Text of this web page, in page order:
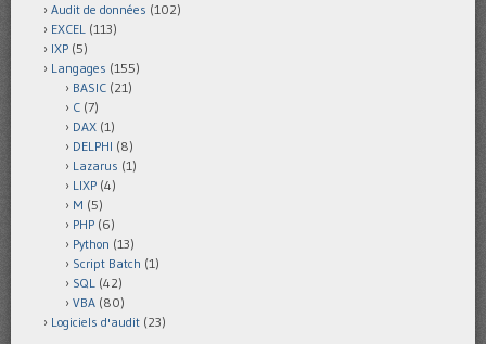
Audit de données (102)
EXCEL (113)
IXP (5)
Langages (155)
BASIC (21)
C (7)
DAX (1)
DELPHI (8)
Lazarus (1)
LIXP (4)
M (5)
PHP (6)
Python (13)
Script Batch (1)
SQL (42)
VBA (80)
Logiciels d'audit (23)